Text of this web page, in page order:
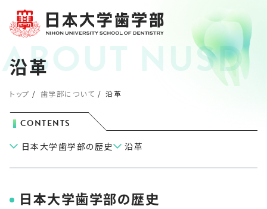
沿革
トップ 歯学部について 沿革
CONTENTS
日本大学歯学部の歴史 沿革
日本大学歯学部の歴史